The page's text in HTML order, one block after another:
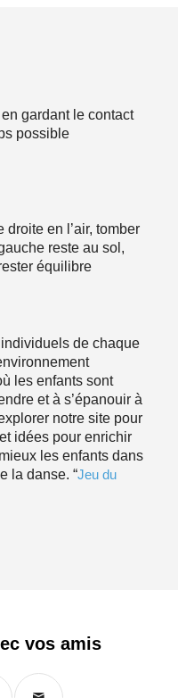
gardant le contact
possible
en l’air, tomber
reste au sol,
équilibre
de chaque
les enfants sont
et à s’épanouir à
notre site pour
idées pour enrichir
les enfants dans
la danse. “Jeu du